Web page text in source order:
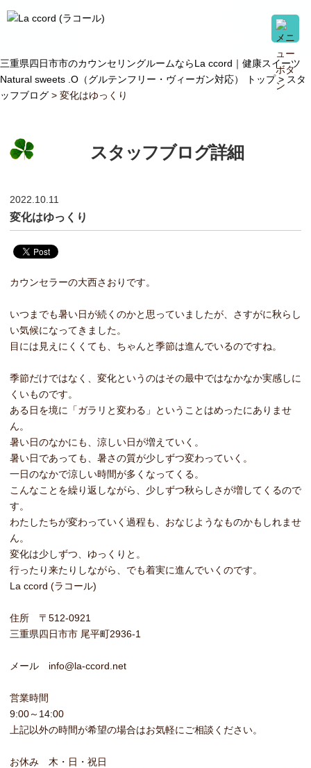
三重県四日市市のカウンセリングルームならLa ccord｜健康スイーツ
Natural sweets .O（グルテンフリー・ヴィーガン対応） トップ > スタ
ッフブログ > 変化はゆっくり
スタッフブログ詳細
2022.10.11
変化はゆっくり
カウンセラーの大西さおりです。
いつまでも暑い日が続くのかと思っていましたが、さすがに秋らし
い気候になってきました。
目には見えにくくても、ちゃんと季節は進んでいるのですね。
季節だけではなく、変化というのはその最中ではなかなか実感しに
くいものです。
ある日を境に「ガラリと変わる」ということはめったにありませ
ん。
暑い日のなかにも、涼しい日が増えていく。
暑い日であっても、暑さの質が少しずつ変わっていく。
一日のなかで涼しい時間が多くなってくる。
こんなことを繰り返しながら、少しずつ秋らしさが増してくるので
す。
わたしたちが変わっていく過程も、おなじようなものかもしれませ
ん。
変化は少しずつ、ゆっくりと。
行ったり来たりしながら、でも着実に進んでいくのです。
La ccord (ラコール)
住所 〒512-0921
三重県四日市市 尾平町2936-1
メール info@la-ccord.net
営業時間
9:00～14:00
上記以外の時間が希望の場合はお気軽にご相談ください。
お休み 木・日・祝日